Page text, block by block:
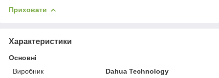
Приховати
Характеристики
Основні
Виробник
Dahua Technology